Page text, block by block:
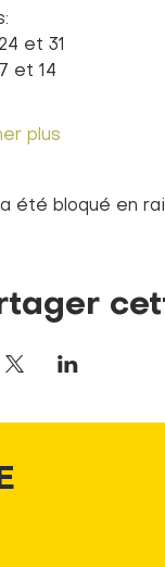
et 31
et 14
plus
été bloqué en